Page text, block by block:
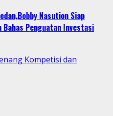
Nasution Siap
Penguatan Investasi
Kompetisi dan